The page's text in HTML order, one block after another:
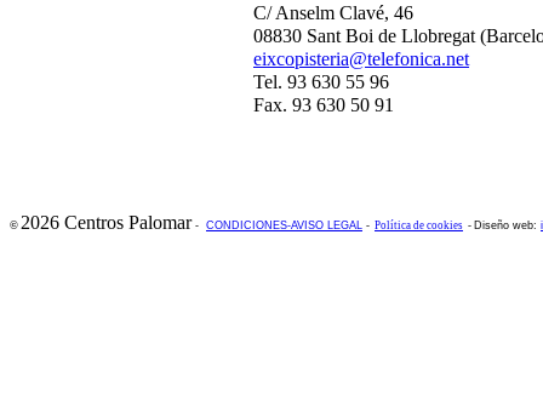
C/ Anselm Clavé, 46
08830 Sant Boi de Llobregat
eixcopisteria@telefonica.net
Tel. 93 630 55 96
Fax. 93 630 50 91
© 2026 Centros Palomar- CONDICIONES-AVISO LEGAL - Política de cookies - Diseño web: